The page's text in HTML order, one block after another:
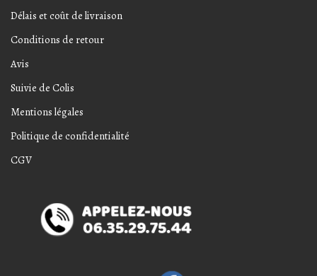
Délais et coût de livraison
Conditions de retour
Avis
Suivie de Colis
Mentions légales
Politique de confidentialité
CGV